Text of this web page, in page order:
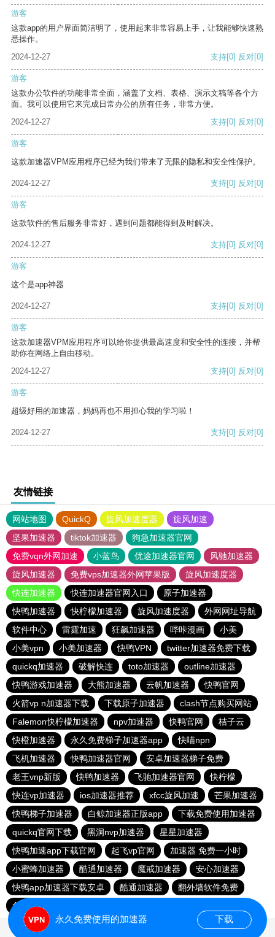
游客
这款app的用户界面简洁明了，使用起来非常容易上手，让我能够快速熟
悉操作。
2024-12-27
支持[0] 反对[0]
游客
这款办公软件的功能非常全面，涵盖了文档、表格、演示文稿等各个方
面。我可以使用它来完成日常办公的所有任务，非常方便。
2024-12-27
支持[0] 反对[0]
游客
这款加速器VPM应用程序已经为我们带来了无限的隐私和安全性保护。
2024-12-27 支持[0] 反对[0]
游客
这款软件的售后服务非常好，遇到问题都能得到及时解决。
2024-12-27 支持[0] 反对[0]
游客
这个是app神器
2024-12-27 支持[0] 反对[0]
游客
这款加速器VPM应用程序可以给你提供最高速度和安全性的连接，并帮
助你在网络上自由移动。
2024-12-27
支持[0] 反对[0]
游客
超级好用的加速器，妈妈再也不用担心我的学习啦！
2024-12-27 支持[0] 反对[0]
友情链接
网站地图 QuickQ 旋风加速度器
旋风加速
坚果加速器
tiktok加速器
狗急加速器官网
免费vqn外网加速
小蓝鸟 优途加速器官网
风驰加速器
旋风加速器
免费vps加速器外网苹果版
旋风加速度器
快连加速器
快连加速器官网入口
原子加速器
快鸭加速器
快柠檬加速器 旋风加速度器
外网网址导航
软件中心
雷霆加速 狂飙加速器 哔咔漫画
小美
小美vpn
小美加速器 快鸭VPN
twitter加速器免费下载
quickq加速器
破解快连 toto加速器
outline加速器
快鸭游戏加速器
大熊加速器 云帆加速器
快鸭官网
火箭vp n加速器下载
下载原子加速器
clash节点购买网站
Falemon快柠檬加速器
npv加速器 快鸭官网
桔子云
快橙加速器
永久免费梯子加速器app
快喵npn
飞机加速器
快鸭加速器官网
安卓加速器梯子免费
老王vnp新版
快鸭加速器 飞驰加速器官网
快柠檬
快连vp加速器
ios加速器推荐 xfcc旋风加速
芒果加速器
快鸭梯子加速器
白鲸加速器正版app
下载免费使用加速器
quickq官网下载
黑洞nvp加速器
星星加速器
快鸭加速app下载官网
起飞vp官网
加速器 免费一小时
小蜜蜂加速器
酷通加速器 魔戒加速器
安心加速器
快鸭app加速器下载安卓
酷通加速器
翻外墙软件免费
免费跨墙软件
永久免费使用的加速器 下载